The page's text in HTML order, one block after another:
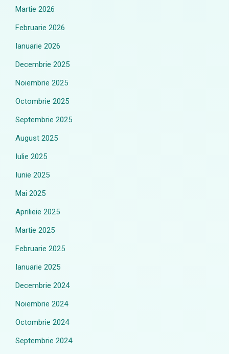
Martie 2026
Februarie 2026
Ianuarie 2026
Decembrie 2025
Noiembrie 2025
Octombrie 2025
Septembrie 2025
August 2025
Iulie 2025
Iunie 2025
Mai 2025
Aprilieie 2025
Martie 2025
Februarie 2025
Ianuarie 2025
Decembrie 2024
Noiembrie 2024
Octombrie 2024
Septembrie 2024